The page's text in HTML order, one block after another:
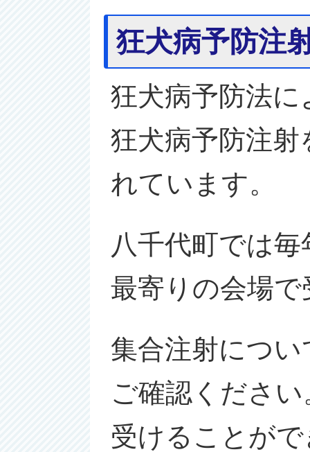
狂犬病予防注
狂犬病予防法
狂犬病予防注
れています。
八千代町では
最寄りの会場
集合注射につ
ご確認くださ
受けることが